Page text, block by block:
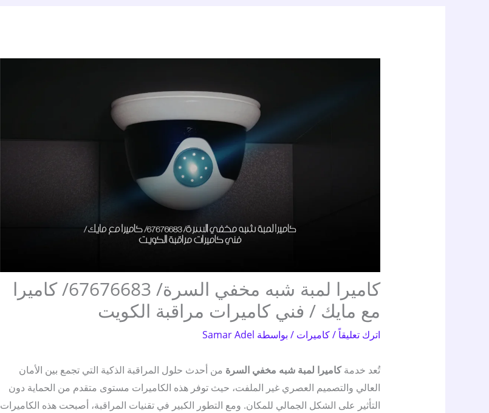
كاميرا لمبة شبه مخفي السرة/ 67676683/ كاميرا
مع مايك / فني كاميرات مراقبة الكويت
اترك تعليقاً/كاميرات / بواسطة Samar Adel
تُعد خدمةكاميرا لمبة شبه مخفي السرة من أحدث حلول المراقبة الذكية التي تجمع بين الأمان
العالي والتصميم العصري غير الملفت، حيث توفر هذه الكاميرات مستوى متقدم من الحماية دون
التأثير على الشكل الجمالي للمكان. ومع التطور الكبير في تقنيات المراقبة، أصبحت هذه الكاميرات